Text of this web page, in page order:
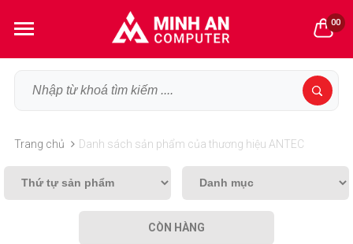
00
Trang chủ Danh sách sản phẩm của thương hiệu ANTEC
CÒN HÀNG